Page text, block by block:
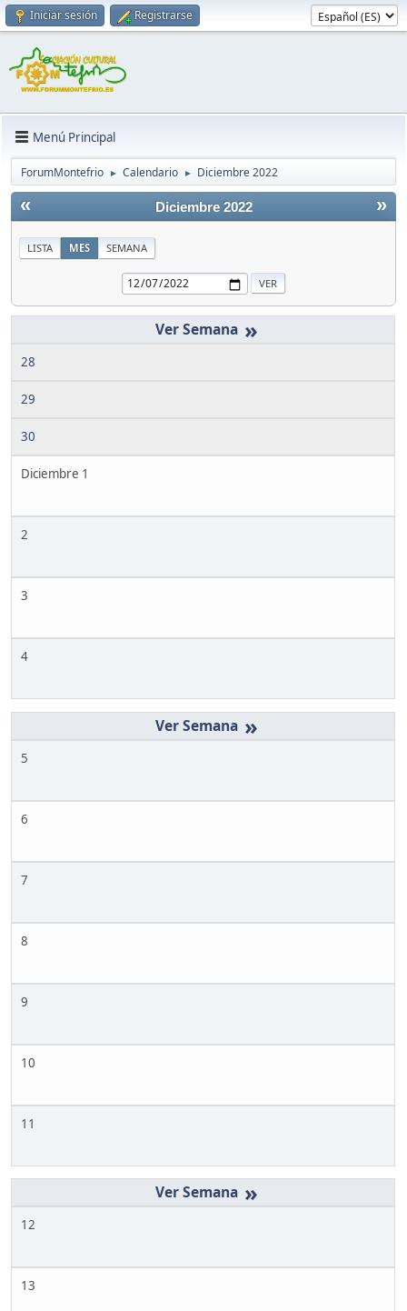
Iniciar sesión Registrarse
Menú Principal
ForumMontefrio ► Calendario ► Diciembre 2022
« »
Diciembre 2022
LISTA MES SEMANA
»
28
29
30
Diciembre 1
2
3
4
»
5
6
7
8
9
10
11
»
12
13